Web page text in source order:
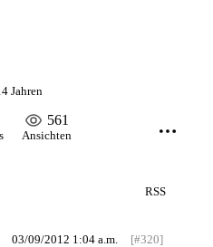
Jahren
561
Ansichten
RSS
[#320]
03/09/2012 1:04 a.m.